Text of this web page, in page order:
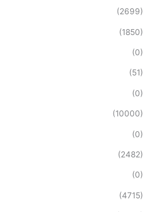
(2699)
(1850)
(0)
(51)
(0)
(10000)
(0)
(2482)
(0)
(4715)